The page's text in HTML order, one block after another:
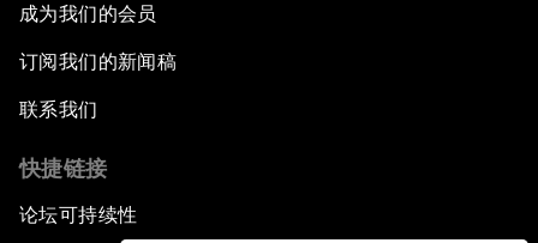
成为我们的会员
订阅我们的新闻稿
联系我们
快捷链接
论坛可持续性